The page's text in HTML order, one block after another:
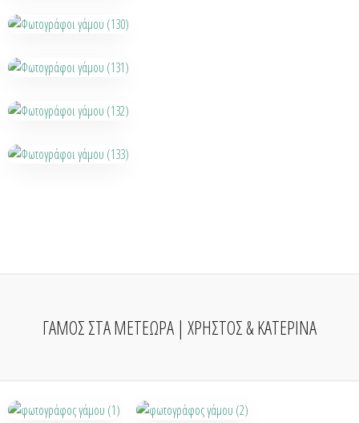
ΓΑΜΟΣ ΣΤΑ ΜΕΤΕΩΡΑ | ΧΡΗΣΤΟΣ & ΚΑΤΕΡΙΝΑ